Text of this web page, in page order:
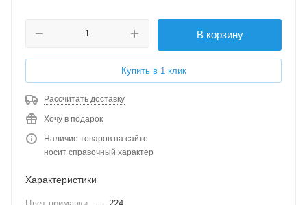
В корзину
Купить в 1 клик
Рассчитать доставку
Хочу в подарок
Наличие товаров на сайте
носит справочный характер
Характеристики